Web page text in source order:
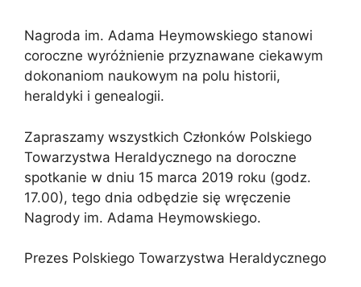
Nagroda im. Adama Heymowskiego stanowi
coroczne wyróżnienie przyznawane ciekawym
dokonaniom naukowym na polu historii,
heraldyki i genealogii.
Zapraszamy wszystkich Członków Polskiego
Towarzystwa Heraldycznego na doroczne
spotkanie w dniu 15 marca 2019 roku (godz.
17.00), tego dnia odbędzie się wręczenie
Nagrody im. Adama Heymowskiego.
Prezes Polskiego Towarzystwa Heraldycznego